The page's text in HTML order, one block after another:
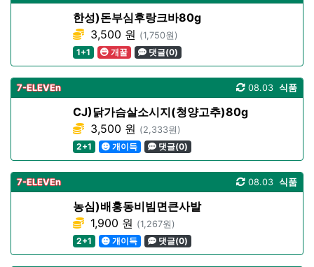
한성)돈부심후랑크바80g
3,500 원 (1,750원)
1+1
개꿀 댓글(0)
7-ELEVEn 식품
08.03
CJ)닭가슴살소시지(청양고추)80g
3,500 원 (2,333원)
2+1
개이득 댓글(0)
7-ELEVEn 식품
08.03
농심)배홍동비빔면큰사발
1,900 원 (1,267원)
2+1
개이득 댓글(0)